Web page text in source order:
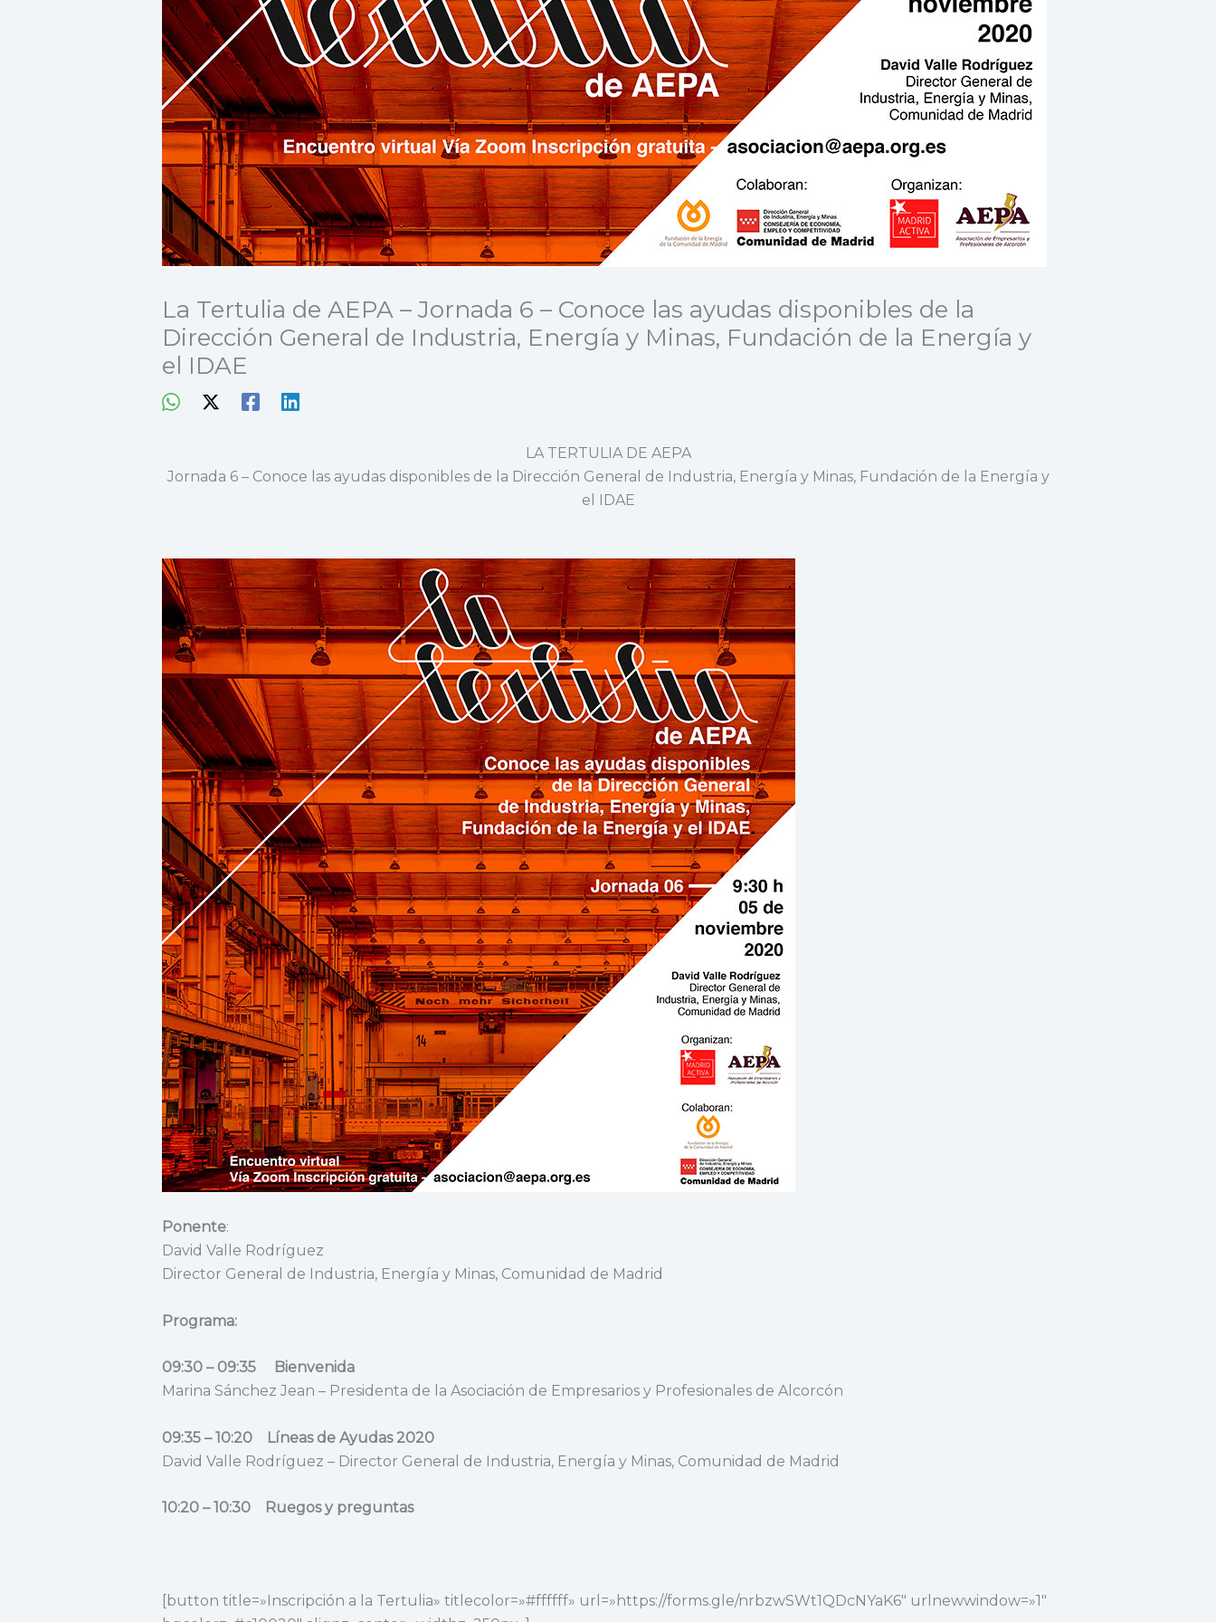
La Tertulia de AEPA – Jornada 6 – Conoce las ayudas disponibles de la
Dirección General de Industria, Energía y Minas, Fundación de la Energía y
el IDAE
LA TERTULIA DE AEPA
Jornada 6 – Conoce las ayudas disponibles de la Dirección General de Industria, Energía y Minas, Fundación de la Energía y
el IDAE
Ponente:
David Valle Rodríguez
Director General de Industria, Energía y Minas, Comunidad de Madrid
Programa:
09:30 – 09:35 Bienvenida
Marina Sánchez Jean – Presidenta de la Asociación de Empresarios y Profesionales de Alcorcón
09:35 – 10:20 Líneas de Ayudas 2020
David Valle Rodríguez – Director General de Industria, Energía y Minas, Comunidad de Madrid
10:20 – 10:30 Ruegos y preguntas
[button title=»Inscripción a la Tertulia» titlecolor=»#ffffff» url=»https://forms.gle/nrbzwSWt1QDcNYaK6″ urlnewwindow=»1″